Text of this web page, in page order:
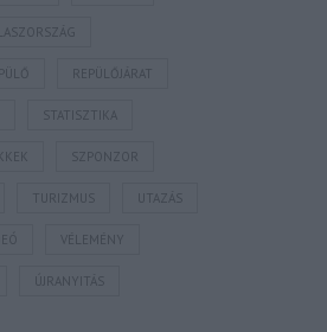
REPÜLŐJÁRAT
STATISZTIKA
SZPONZOR
TURIZMUS UTAZÁS
VÉLEMÉNY
ÚJRANYITÁS